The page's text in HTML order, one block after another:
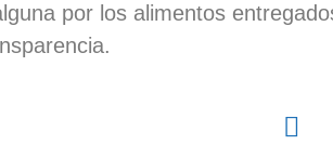
por los alimentos